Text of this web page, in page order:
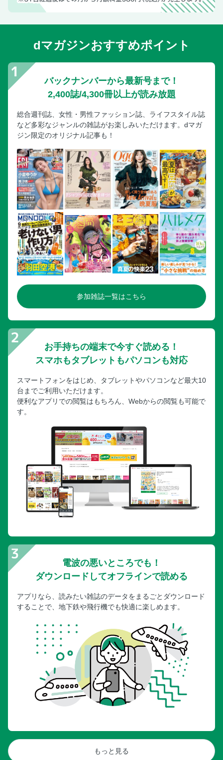
dマガジンおすすめポイント
バックナンバーから最新号まで！
2,400誌/4,300冊以上が読み放題
総合週刊誌、女性・男性ファッション誌、ライフスタイル誌
など多彩なジャンルの雑誌がお楽しみいただけます。dマガ
ジン限定のオリジナル記事も！
参加雑誌一覧はこちら
お手持ちの端末で今すぐ読める！
スマホもタブレットもパソコンも対応
スマートフォンをはじめ、タブレットやパソコンなど最大10
台までご利用いただけます。
便利なアプリでの閲覧はもちろん、Webからの閲覧も可能で
す。
電波の悪いところでも！
ダウンロードしてオフラインで読める
アプリなら、読みたい雑誌のデータをまるごとダウンロード
することで、地下鉄や飛行機でも快適に楽しめます。
もっと見る